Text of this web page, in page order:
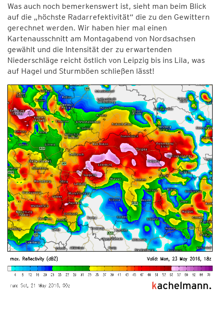
Was auch noch bemerkenswert ist, sieht man beim Blick
auf die „höchste Radarrefektivität“ die zu den Gewittern
gerechnet werden. Wir haben hier mal einen
Kartenausschnitt am Montagabend von Nordsachsen
gewählt und die Intensität der zu erwartenden
Niederschläge reicht östlich von Leipzig bis ins Lila, was
auf Hagel und Sturmböen schließen lässt!